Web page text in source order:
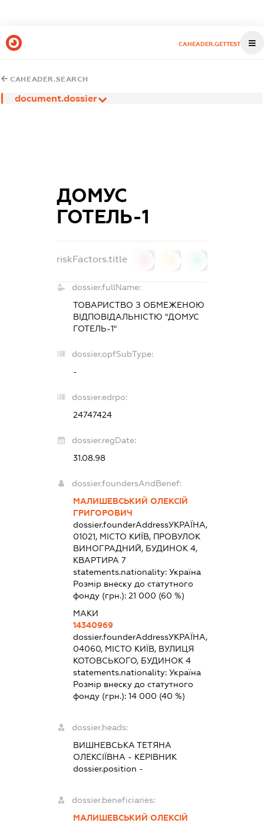
CAHEADER.GETTEST
CAHEADER.SEARCH
document.dossier
ДОМУС
ГОТЕЛЬ-1
riskFactors.title
dossier.fullName:
ТОВАРИСТВО З ОБМЕЖЕНОЮ
ВІДПОВІДАЛЬНІСТЮ "ДОМУС
ГОТЕЛЬ-1"
dossier.opfSubType:
-
dossier.edrpo:
24747424
dossier.regDate:
31.08.98
dossier.foundersAndBenef:
МАЛИШЕВСЬКИЙ ОЛЕКСІЙ
ГРИГОРОВИЧ
dossier.founderAddressУКРАЇНА,
01021, МІСТО КИЇВ, ПРОВУЛОК
ВИНОГРАДНИЙ, БУДИНОК 4,
КВАРТИРА 7
statements.nationality: Україна
Розмір внеску до статутного
фонду (грн.): 21 000 (60 %)
МАКИ
14340969
dossier.founderAddressУКРАЇНА,
04060, МІСТО КИЇВ, ВУЛИЦЯ
КОТОВСЬКОГО, БУДИНОК 4
statements.nationality: Україна
Розмір внеску до статутного
фонду (грн.): 14 000 (40 %)
dossier.heads:
ВИШНЕВСЬКА ТЕТЯНА
ОЛЕКСІЇВНА - КЕРІВНИК
dossier.position -
dossier.beneficiaries:
МАЛИШЕВСЬКИЙ ОЛЕКСІЙ